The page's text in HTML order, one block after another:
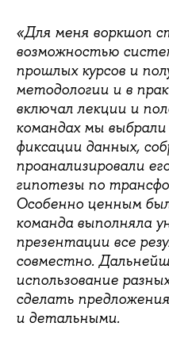
«Для меня воркшоп
возможностью
прошлых курсов и
методологии и в
включал лекции и
командах мы
фиксации данных,
проанализировали
гипотезы по
Особенно ценным
команда выполняла
презентации все
совместно.
использование
сделать
и детальными.